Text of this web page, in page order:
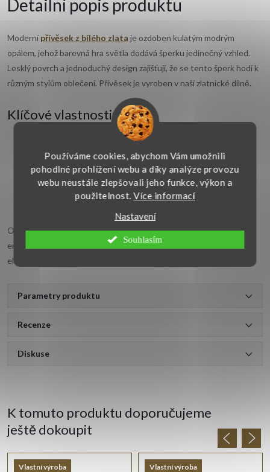
Používáme cookies, abychom Vám umožnili
pohodlné prohlížení webu a díky analýze provozu
webu neustále zlepšovali jeho funkce, výkon a
použitelnost.Více informací
Nastavení
Souhlasím
Detailní popis produktu
Moderní přívěsek z bílého zlata je ozdoben kulatým modrým
opálem, jehož barevná hra světla dodává šperku jedinečný vzhled.
Lesklý povrch a jednoduchý design zajišťují, že se tento šperk hodí k
různým stylům oblečení. Přívěsek je vyroben v naší zlatnické dílně.
Klíčové vlastnosti:
Kámen: syntetický opál
Povrch: lesklý, hladký
Rozměry přívěsku: 20x11,5 mm
Opál je známý svou schopností inspirovat kreativitu a dodávat
energii. Tento přívěsek je ideální volbou pro ženy, které ocení jeho
eleganci a symboliku.
Parametry produktu
Recenze
Diskuse
K tomuto produktu doporučujeme
ještě dokoupit
Vlastní výroba Vlastní výroba